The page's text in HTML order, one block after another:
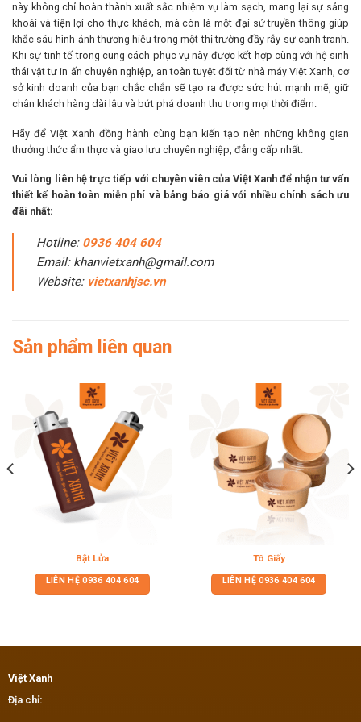
này không chỉ hoàn thành xuất sắc nhiệm vụ làm sạch, mang lại sự sảng
khoái và tiện lợi cho thực khách, mà còn là một đại sứ truyền thông giúp
khắc sâu hình ảnh thương hiệu trong một thị trường đầy rẫy sự cạnh tranh.
Khi sự tinh tế trong cung cách phục vụ này được kết hợp cùng với hệ sinh
thái vật tư in ấn chuyên nghiệp, an toàn tuyệt đối từ nhà máy Việt Xanh, cơ
sở kinh doanh của bạn chắc chắn sẽ tạo ra được sức hút mạnh mẽ, giữ
chân khách hàng dài lâu và bứt phá doanh thu trong mọi thời điểm.
Hãy để Việt Xanh đồng hành cùng bạn kiến tạo nên những không gian
thưởng thức ẩm thực và giao lưu chuyên nghiệp, đẳng cấp nhất.
Vui lòng liên hệ trực tiếp với chuyên viên của Việt Xanh để nhận tư vấn
thiết kế hoàn toàn miễn phí và bảng báo giá với nhiều chính sách ưu
đãi nhất:
Hotline: 0936 404 604
Email: khanvietxanh@gmail.com
Website: vietxanhjsc.vn
Sản phẩm liên quan
Bật Lửa
LIÊN HỆ0936 404 604
Tô Giấy
LIÊN HỆ0936 404 604
Việt Xanh
Địa chỉ: